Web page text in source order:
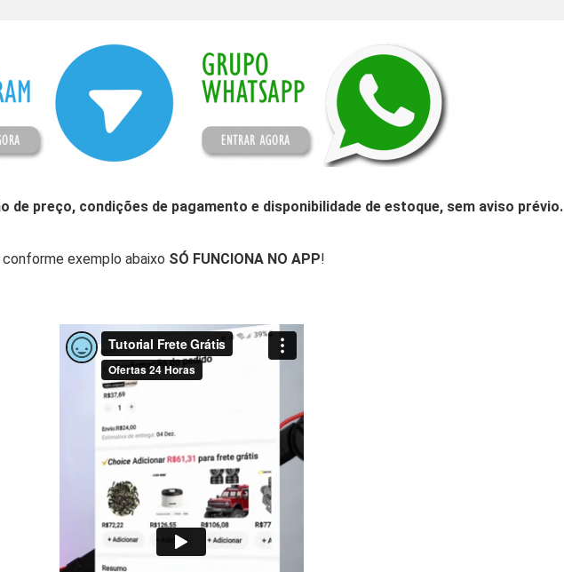
de preço, condições de pagamento e disponibilidade de estoque, sem aviso prévio.
exemplo abaixo SÓ FUNCIONA NO APP!